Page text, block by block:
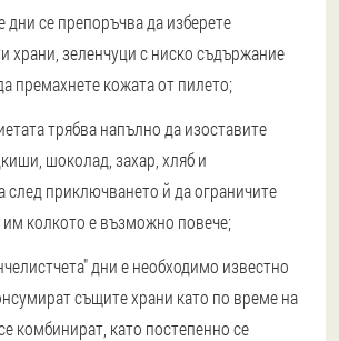
дни се препоръчва да изберете
храни, зеленчуци с ниско съдържание
премахнете кожата от пилето;
трябва напълно да изоставите
шоколад, захар, хляб и
след приключването й да ограничите
колкото е възможно повече;
дни е необходимо известно
същите храни като по време на
комбинират, като постепенно се